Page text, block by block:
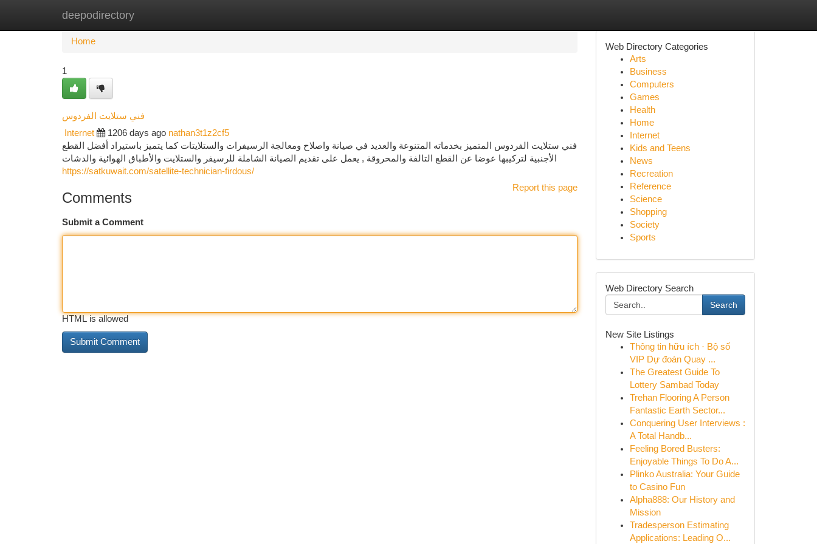
deepodirectory
Home New Site Listings
Home
1
فني ستلايت الفردوس
Internet 1206 days ago nathan3t1z2cf5
فني ستلايت الفردوس المتميز بخدماته المتنوعة والعديد في صيانة واصلاح ومعالجة الرسيفرات والستلايتات كما يتميز باستيراد أفضل القطع
الأجنبية لتركيبها عوضا عن القطع التالفة والمحروقة , يعمل على تقديم الصيانة الشاملة للرسيفر والستلايت والأطباق الهوائية والدشات
https://satkuwait.com/satellite-technician-firdous/
Report this page
Comments
Submit a Comment
HTML is allowed
Web Directory Categories
Arts
Business
Computers
Games
Health
Home
Internet
Kids and Teens
News
Recreation
Reference
Science
Shopping
Society
Sports
Web Directory Search
Search
New Site Listings
Thông tin hữu ích · Bộ số
VIP Dự đoán Quay ...
The Greatest Guide To
Lottery Sambad Today
Trehan Flooring A Person
Fantastic Earth Sector...
Conquering User Interviews :
A Total Handb...
Feeling Bored Busters:
Enjoyable Things To Do A...
Plinko Australia: Your Guide
to Casino Fun
Alpha888: Our History and
Mission
Tradesperson Estimating
Applications: Leading O...